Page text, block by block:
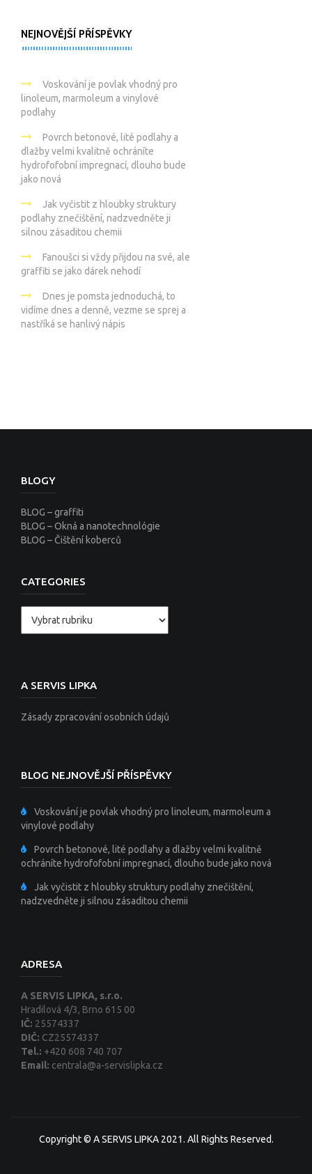
NEJNOVĚJŠÍ PŘÍSPĚVKY
Voskování je povlak vhodný pro
linoleum, marmoleum a vinylové
podlahy
Povrch betonové, lité podlahy a
dlažby velmi kvalitně ochráníte
hydrofofobní impregnací, dlouho bude
jako nová
Jak vyčistit z hloubky struktury
podlahy znečištění, nadzvedněte ji
silnou zásaditou chemii
Fanoušci si vždy přijdou na své, ale
graffiti se jako dárek nehodí
Dnes je pomsta jednoduchá, to
vidíme dnes a denně, vezme se sprej a
nastříká se hanlivý nápis
BLOGY
BLOG – graffiti
BLOG – Okná a nanotechnológie
BLOG – Čištění koberců
CATEGORIES
A SERVIS LIPKA
Zásady zpracování osobních údajů
BLOG NEJNOVĚJŠÍ PŘÍSPĚVKY
Voskování je povlak vhodný pro linoleum, marmoleum a
vinylové podlahy
Povrch betonové, lité podlahy a dlažby velmi kvalitně
ochráníte hydrofofobní impregnací, dlouho bude jako nová
Jak vyčistit z hloubky struktury podlahy znečištění,
nadzvedněte ji silnou zásaditou chemii
ADRESA
A SERVIS LIPKA, s.r.o.
Hradilová 4/3, Brno 615 00
IČ: 25574337
DIČ: CZ25574337
Tel.: +420 608 740 707
Email: centrala@a-servislipka.cz
Copyright © A SERVIS LIPKA 2021. All Rights Reserved.